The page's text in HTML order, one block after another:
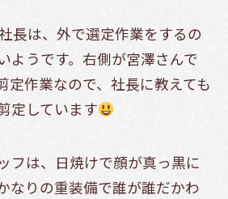
長は、外で選定作業をするの
ようです。右側が宮澤さんで
定作業なので、社長に教えても
定しています
フは、日焼けで顔が真っ黒に
なりの重装備で誰が誰だかわ